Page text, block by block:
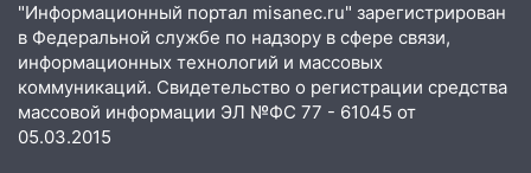
12:31 Ульяновец хотел купить иномарку
из Европы и потерял 760 тысяч рублей
12:20
В Чердаклинском районе
столкнулись «Лада» и Chevrolet:
"Информационный портал misanec.ru" зарегистрирован
в Федеральной службе по надзору в сфере связи,
информационных технологий и массовых
коммуникаций. Свидетельство о регистрации средства
массовой информации ЭЛ №ФС 77 - 61045 от
05.03.2015